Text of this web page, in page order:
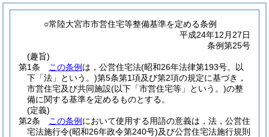
○常陸大宮市市営住宅等整備基準を定める条例
平成24年12月27日
条例第25号
(趣旨)
第1条
この条例 は，公営住宅法(昭和26年法律第193号。以
下「法」という。)第5条第1項及び第2項の規定に基づき，
市営住宅及び共同施設(以下「市営住宅等」という。)の整
備に関する基準を定めるものとする。
(定義)
第2条
この条例 において使用する用語の意義は，法，公営住
宅法施行令(昭和26年政令第240号)及び公営住宅法施行規則